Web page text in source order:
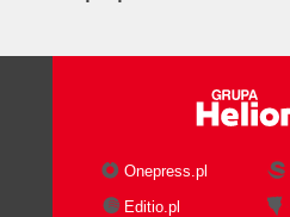
Onepress.pl
Editio.pl